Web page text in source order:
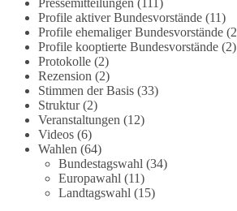
Aufarbeitung der Corona-Politik. Ohne
Denkverbote, ohne Vorverurteilungen und
Tabus.
Quellen:https://apnews.com/article/fauci-
covid-origins-rand-paul-
6b25da9f75a0becbaf2886ab22643e67
https://www.tichyseinblick.de/kolumnen/
welt/usa-tagebuch-fauci-corona-impfung/
#dieBasis #Corona #Aufarbeitung
#Vertrauen
Profile aktiver Bundesvorstände(11)
Profile ehemaliger Bundesvorstände
Profile kooptierte Bundesvorstände(2)
Protokolle(2)
Rezension (2)
Stimmen der Basis(33)
Struktur(2)
Veranstaltungen (12)
Videos(6)
Wahlen (64)
Bundestagswahl (34)
Europawahl (11)
Landtagswahl (15)